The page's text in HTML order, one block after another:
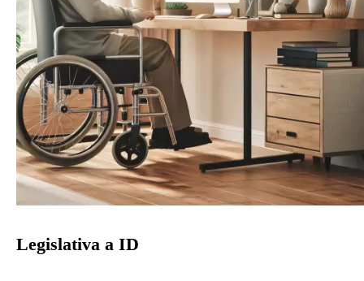
Legislativa a ID